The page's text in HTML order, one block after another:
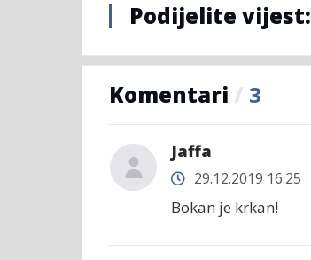
Podijelite vijest:
Komentari / 3
Jaffa
29.12.2019 16:25
Bokan je krkan!